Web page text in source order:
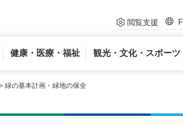
閲覧支援
健康・医療・福祉 観光・文化・スポーツ
緑の基本計画・緑地の保全